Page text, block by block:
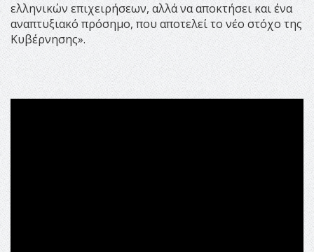
ελληνικών επιχειρήσεων, αλλά να αποκτήσει και ένα
αναπτυξιακό πρόσημο, που αποτελεί το νέο στόχο της
Κυβέρνησης».